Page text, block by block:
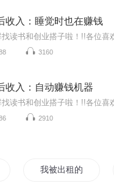
收入：睡觉时也在赚钱
3160
收入：自动赚钱机器
2910
车 我被出租的日子